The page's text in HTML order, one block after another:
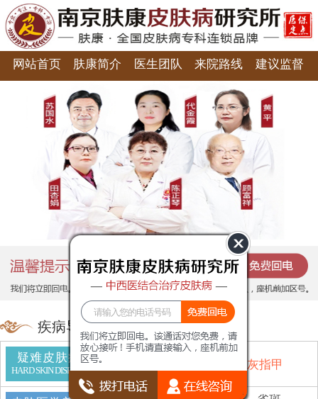
网站首页 肤康简介 医生团队 来院路线 建议监督
疾病导航
疑难皮肤病
HARD SKIN DISEASE 灰指甲